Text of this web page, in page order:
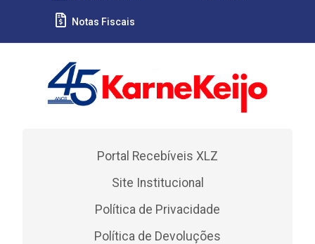
Notas Fiscais
Portal Recebíveis XLZ
Site Institucional
Política de Privacidade
Política de Devoluções